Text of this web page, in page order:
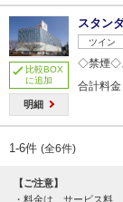
比較BOX
に追加
明細
スタン
ツイン
◇禁煙◇
合計料金
1-6件 (全6件)
【ご注意】
料金は、サービス料